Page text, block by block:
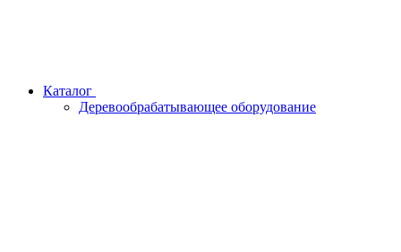
Каталог
Деревообрабатывающее оборудование